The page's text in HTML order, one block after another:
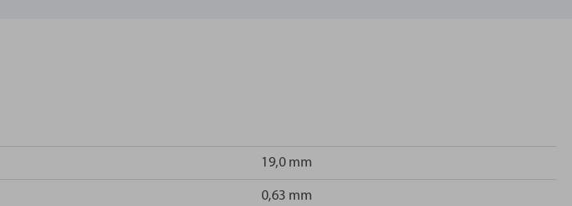
19,0 mm
0,63 mm